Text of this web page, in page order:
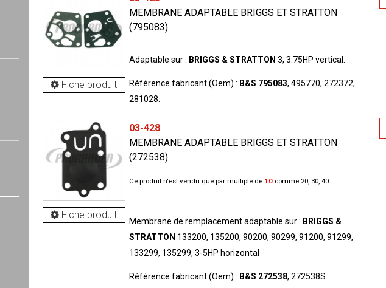
Fiche produit
MEMBRANE ADAPTABLE BRIGGS ET STRATTON
(795083)
Adaptable sur : BRIGGS & STRATTON 3, 3.75HP vertical.
Référence fabricant (Oem) : B&S 795083, 495770, 272372,
281028.
Fiche produit
03-428
MEMBRANE ADAPTABLE BRIGGS ET STRATTON
(272538)
Ce produit n'est vendu que par multiple de 10comme 20, 30, 40...
Membrane de remplacement adaptable sur : BRIGGS &
STRATTON 133200, 135200, 90200, 90299, 91200, 91299,
133299, 135299, 3-5HP horizontal
Référence fabricant (Oem) : B&S 272538, 272538S.